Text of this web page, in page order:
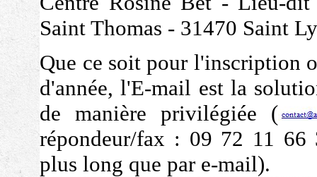
Saint Thomas - 31470 Saint
Que ce soit pour l'inscription
d'année, l'E-mail est la
de manière privilégiée (
répondeur/fax : 09 72 11 66
plus long que par e-mail).